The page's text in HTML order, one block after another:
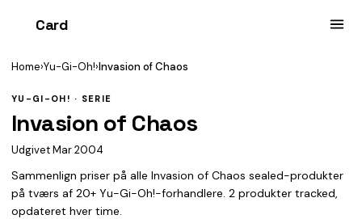
Card
Home›Yu-Gi-Oh!›Invasion of Chaos
YU-GI-OH! · SERIE
Invasion of Chaos
Udgivet Mar 2004
Sammenlign priser på alle Invasion of Chaos sealed-produkter
på tværs af 20+ Yu-Gi-Oh!-forhandlere. 2 produkter tracked,
opdateret hver time.